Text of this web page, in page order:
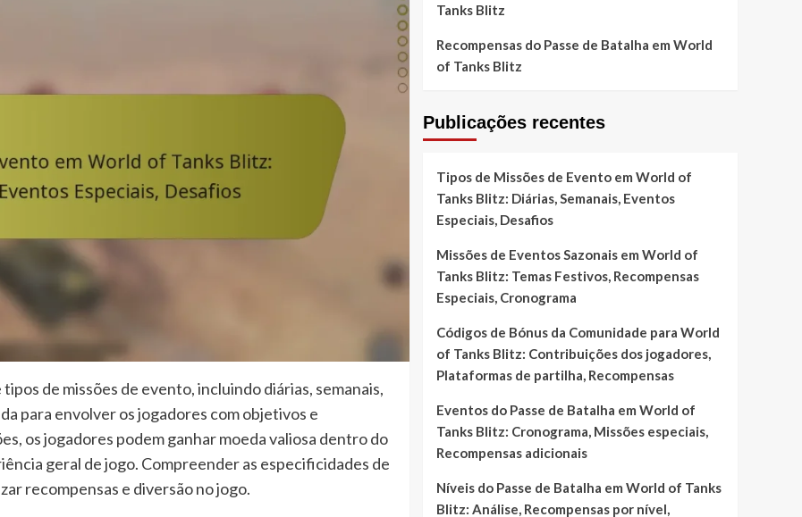
de missões de evento, incluindo diárias, semanais,
para envolver os jogadores com objetivos e
os jogadores podem ganhar moeda valiosa dentro do
geral de jogo. Compreender as especificidades de
recompensas e diversão no jogo.
Tanks Blitz
Recompensas do Passe de Batalha em World
of Tanks Blitz
Publicações recentes
Tipos de Missões de Evento em World of
Tanks Blitz: Diárias, Semanais, Eventos
Especiais, Desafios
Missões de Eventos Sazonais em World of
Tanks Blitz: Temas Festivos, Recompensas
Especiais, Cronograma
Códigos de Bónus da Comunidade para World
of Tanks Blitz: Contribuições dos jogadores,
Plataformas de partilha, Recompensas
Eventos do Passe de Batalha em World of
Tanks Blitz: Cronograma, Missões especiais,
Recompensas adicionais
Níveis do Passe de Batalha em World of Tanks
Blitz: Análise, Recompensas por nível,